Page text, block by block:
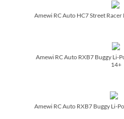
Amewi RC Auto HC7 Street
Amewi RC Auto RXB7 Buggy Li-
14+
Amewi RC Auto RXB7 Buggy Li-